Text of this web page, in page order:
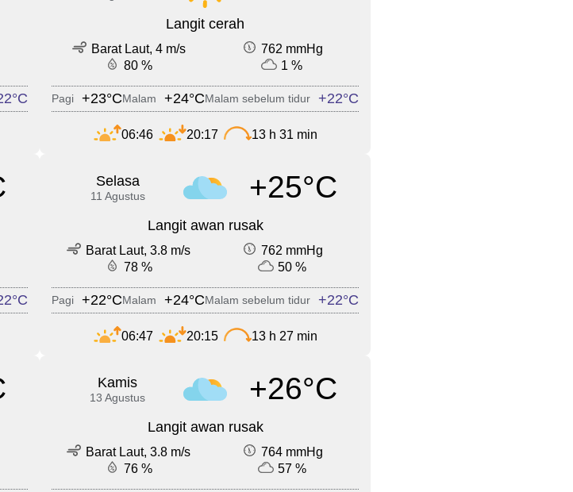
Langit cerah
Barat Laut, 4 m/s
762 mmHg
80 %
1 %
Pagi +23°CMalam +24°CMalam sebelum tidur +22°C
06:46 20:17 13 h 31 min
Selasa
11 Agustus +25°C
Langit awan rusak
Barat Laut, 3.8 m/s
762 mmHg
78 %
50 %
Pagi +22°CMalam +24°CMalam sebelum tidur +22°C
06:47 20:15 13 h 27 min
Kamis
13 Agustus +26°C
Langit awan rusak
Barat Laut, 3.8 m/s
764 mmHg
76 %
57 %